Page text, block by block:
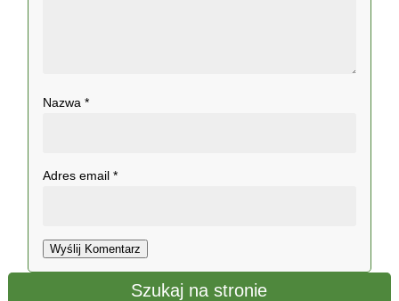
Szukaj na stronie
Nazwa*
Adres email*
Wyślij Komentarz